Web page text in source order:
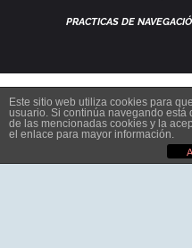
PRACTICAS DE
Este sitio web utiliza cookies para
usuario. Si continúa navegando
de las mencionadas cookies y la
el enlace para mayor información.